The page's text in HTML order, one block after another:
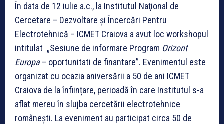
În data de 12 iulie a.c., la Institutul Naţional de
Cercetare – Dezvoltare și Încercări Pentru
Electrotehnică – ICMET Craiova a avut loc workshopul
intitulat „Sesiune de informare Program Orizont
Europa– oportunitati de finantare”. Evenimentul este
organizat cu ocazia aniversării a 50 de ani ICMET
Craiova de la înființare, perioadă în care Institutul s-a
aflat mereu în slujba cercetării electrotehnice
românești. La eveniment au participat circa 50 de